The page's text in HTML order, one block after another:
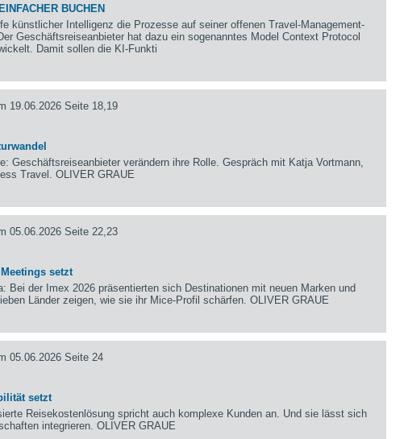
BUCHEN
künstlicher Intelligenz die Prozesse auf seiner offenen Travel-Management-
Geschäftsreiseanbieter hat dazu ein sogenanntes Model Context Protocol
Damit sollen die KI-Funkti
19.06.2026 Seite 18,19
Geschäftsreiseanbieter verändern ihre Rolle. Gespräch mit Katja Vortmann,
Travel. OLIVER GRAUE
05.06.2026 Seite 22,23
setzt
Bei der Imex 2026 präsentierten sich Destinationen mit neuen Marken und
Länder zeigen, wie sie ihr Mice-Profil schärfen. OLIVER GRAUE
05.06.2026 Seite 24
setzt
Reisekostenlösung spricht auch komplexe Kunden an. Und sie lässt sich
integrieren. OLIVER GRAUE